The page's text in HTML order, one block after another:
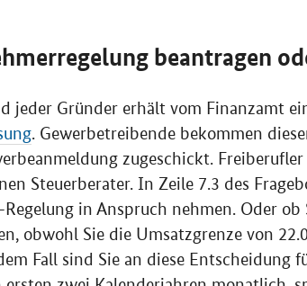
beantragen
jeder Gründer erhält vom Finanzamt
. Gewerbetreibende bekommen
zugeschickt.
Steuerberater. In Zeile 7.3 des
in Anspruch nehmen. Oder
obwohl Sie die Umsatzgrenze von
Fall sind Sie an diese Entscheidung